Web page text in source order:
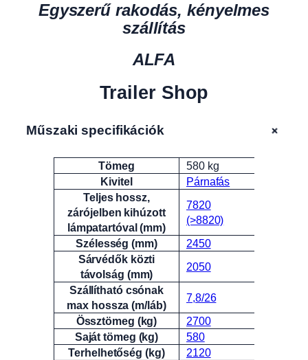
Egyszerű rakodás, kényelmes
szállítás
ALFA
Trailer Shop
Műszaki specifikációk +
Attribútumok Érték
Tömeg
580 kg
Kivitel
Párnafás
Teljes hossz,
zárójelben kihúzott
lámpatartóval (mm)
7820
(>8820)
Szélesség (mm)
2450
Sárvédők közti
távolság (mm)
2050
Szállítható csónak
max hossza (m/láb)
7,8/26
Össztömeg (kg)
2700
Saját tömeg (kg)
580
Terhelhetőség (kg)
2120